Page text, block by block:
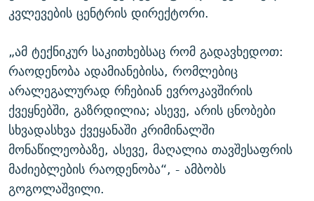
კვლევების ცენტრის დირექტორი.
„ამ ტექნიკურ საკითხებსაც რომ გადავხედოთ:
რაოდენობა ადამიანებისა, რომლებიც
არალეგალურად რჩებიან ევროკავშირის
ქვეყნებში, გაზრდილია; ასევე, არის ცნობები
სხვადასხვა ქვეყანაში კრიმინალში
მონაწილეობაზე, ასევე, მაღალია თავშესაფრის
მაძიებლების რაოდენობა“, - ამბობს
გოგოლაშვილი.